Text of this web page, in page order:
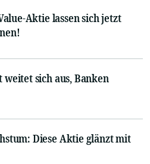
Aktie lassen sich jetzt
sich aus, Banken
Diese Aktie glänzt mit